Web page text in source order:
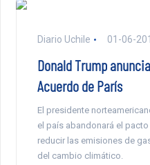
Diario Uchile 01-06-
Donald Trump
Acuerdo de París
El presidente
el país abandonará el
reducir las emisiones de
del cambio climático.